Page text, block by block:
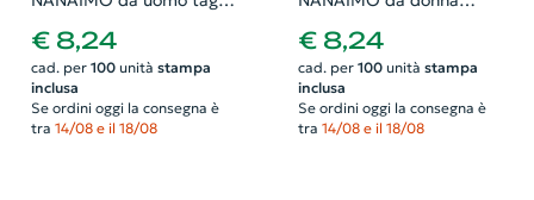
100% cotone ringspun
resistente 160gr
€ 8,24
cad. per 100unità stampa
inclusa
Se ordini oggi la consegna è
tra 14/08 e il 18/08
Jersey 100% cotone
ringspun resistente 160gr
€ 8,24
cad. per 100unità stampa
inclusa
Se ordini oggi la consegna è
tra 14/08 e il 18/08